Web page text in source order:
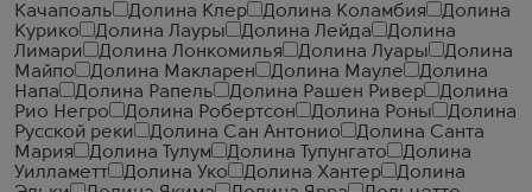
Качапоаль
Долина Клер Долина Коламбия
Долина
Курико
Долина Лауры Долина Лейда
Долина
Лимари
Долина Лонкомилья Долина Луары
Долина
Майпо
Долина Макларен Долина Мауле
Долина
Напа
Долина Рапель Долина Рашен Ривер
Долина
Рио Негро
Долина Робертсон Долина Роны
Долина
Русской реки
Долина Сан Антонио
Долина Санта
Мария
Долина Тулум Долина Тупунгато
Долина
Уилламетт
Долина Уко Долина Хантер
Долина